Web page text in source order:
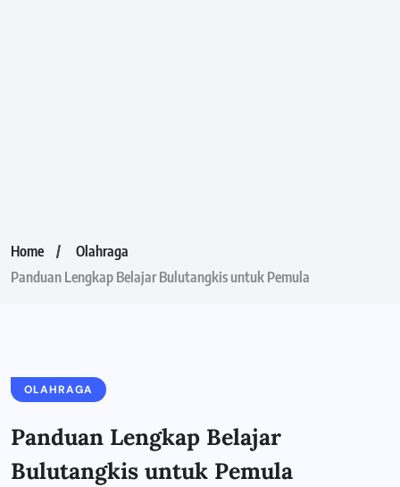
Home
Olahraga
Panduan Lengkap Belajar Bulutangkis untuk Pemula
OLAHRAGA
Panduan Lengkap Belajar
Bulutangkis untuk Pemula